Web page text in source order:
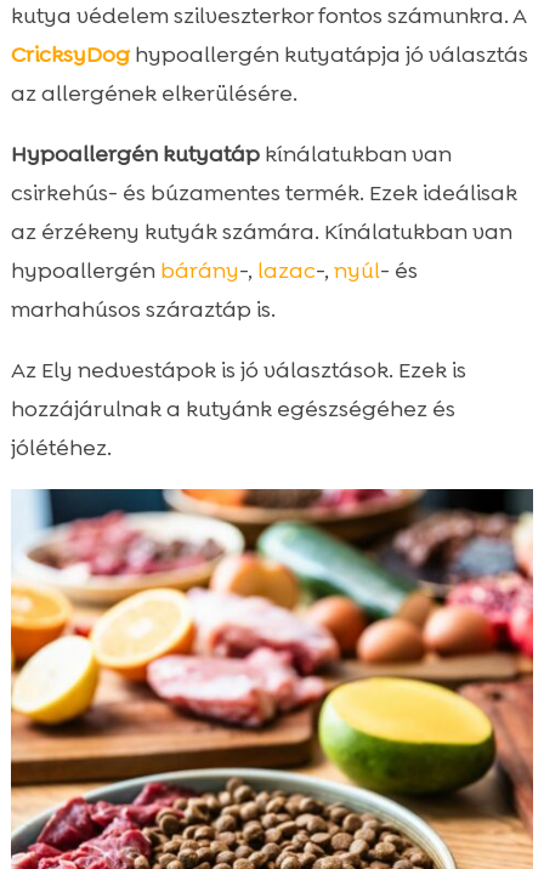
kutya védelem szilveszterkor fontos számunkra. A
CricksyDoghypoallergén kutyatápja jó választás
az allergének elkerülésére.
Hypoallergén kutyatápkínálatukban van
csirkehús- és búzamentes termék. Ezek ideálisak
az érzékeny kutyák számára. Kínálatukban van
hypoallergén bárány-, lazac-, nyúl- és
marhahúsos száraztáp is.
Az Ely nedvestápok is jó választások. Ezek is
hozzájárulnak a kutyánk egészségéhez és
jólétéhez.